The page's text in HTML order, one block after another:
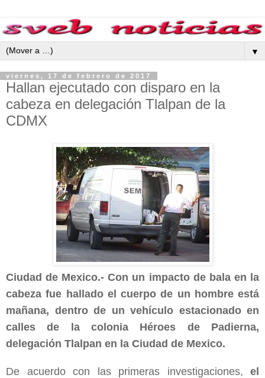
▼
viernes, 17 de febrero de 2017
Hallan ejecutado con disparo en la
cabeza en delegación Tlalpan de la
CDMX
Ciudad de Mexico.- Con un impacto de bala en la
cabeza fue hallado el cuerpo de un hombre está
mañana, dentro de un vehículo estacionado en
calles de la colonia Héroes de Padierna,
delegación Tlalpan en la Ciudad de Mexico.
De acuerdo con las primeras investigaciones, el